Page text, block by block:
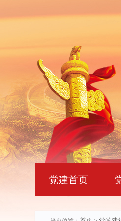
党建首页